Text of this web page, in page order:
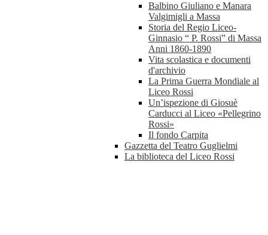
Balbino Giuliano e Manara
Valgimigli a Massa
Storia del Regio Liceo-
Ginnasio “ P. Rossi” di Massa
Anni 1860-1890
Vita scolastica e documenti
d'archivio
La Prima Guerra Mondiale al
Liceo Rossi
Un’ispezione di Giosuè
Carducci al Liceo «Pellegrino
Rossi»
Il fondo Carpita
Gazzetta del Teatro Guglielmi
La biblioteca del Liceo Rossi